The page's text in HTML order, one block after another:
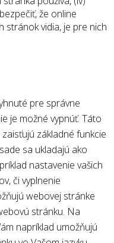
že online
stránok vidia, je pre nich
pre správne
je možné vypnúť. Táto
základné funkcie
sa ukladajú ako
nastavenie vašich
či vyplnenie
webovej stránke
stránku. Na
napríklad umožňujú